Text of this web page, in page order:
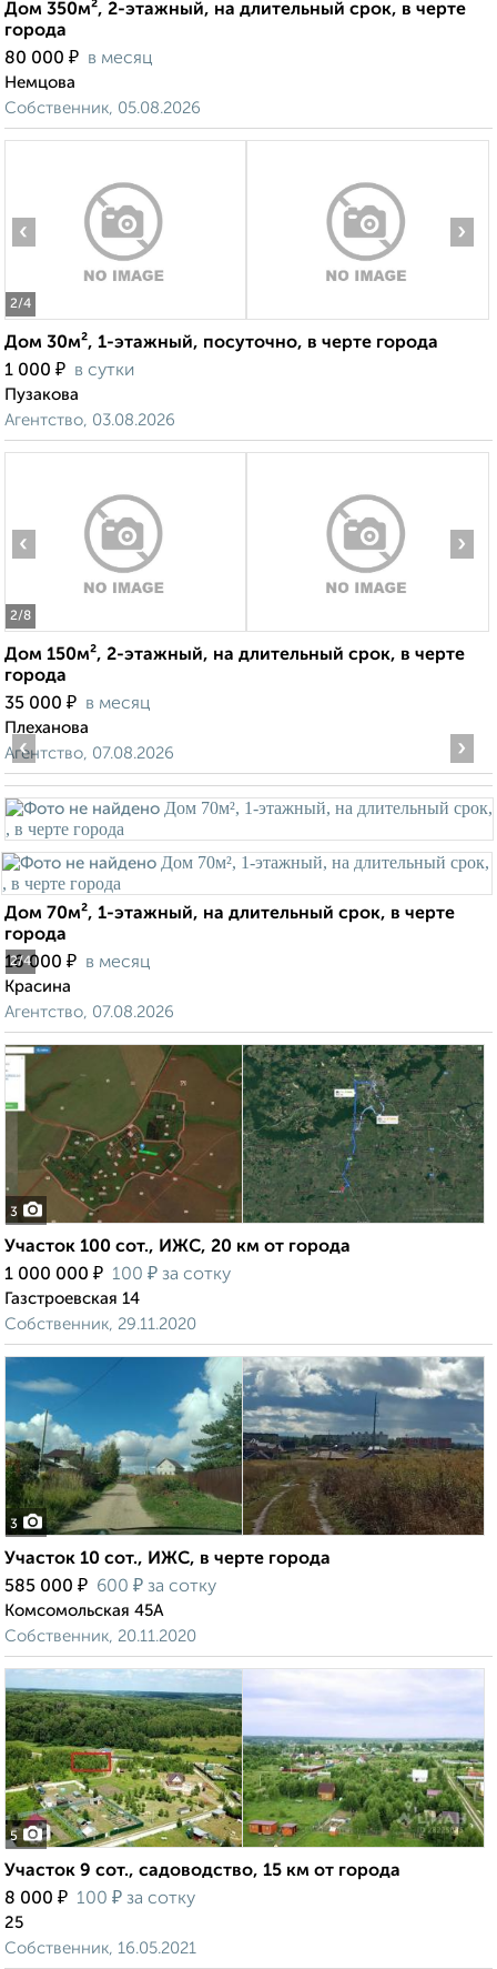
Дом 350м², 2-этажный, на длительный срок, в черте
города
80 000 ₽ в месяц
Немцова
Собственник, 05.08.2026
2/4
‹ ›
Дом 30м², 1-этажный, посуточно, в черте города
1 000 ₽ в сутки
Пузакова
Агентство, 03.08.2026
2/8
‹ ›
Дом 150м², 2-этажный, на длительный срок, в черте
города
35 000 ₽ в месяц
Плеханова
Агентство, 07.08.2026
2/4
‹ ›
Дом 70м², 1-этажный, на длительный срок, в черте
города
16 000 ₽ в месяц
Красина
Агентство, 07.08.2026
3
Участок 100 сот., ИЖС, 20 км от города
1 000 000 ₽ 100 ₽ за сотку
Газстроевская 14
Собственник, 29.11.2020
3
Участок 10 сот., ИЖС, в черте города
585 000 ₽ 600 ₽ за сотку
Комсомольская 45А
Собственник, 20.11.2020
5
Участок 9 сот., садоводство, 15 км от города
8 000 ₽ 100 ₽ за сотку
25
Собственник, 16.05.2021